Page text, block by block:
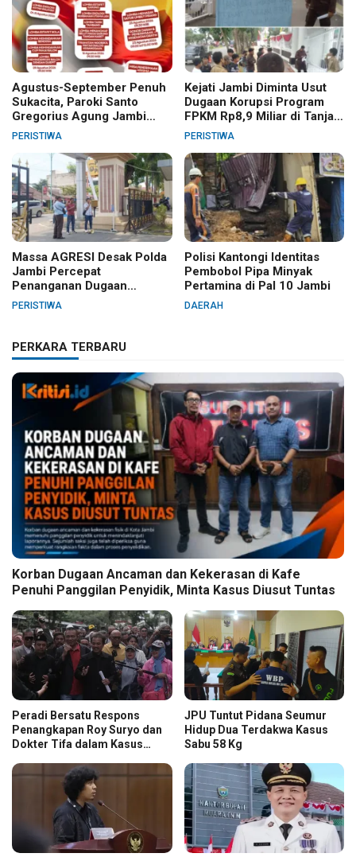
Agustus-September Penuh
Sukacita, Paroki Santo
Gregorius Agung Jambi
Gelar Berbagai Kegiatan
PERISTIWA
Kejati Jambi Diminta Usut
Dugaan Korupsi Program
FPKM Rp8,9 Miliar di Tanjab
Barat
PERISTIWA
Massa AGRESI Desak Polda
Jambi Percepat
Penanganan Dugaan
Pelanggaran Hak Cipta Buku
PERISTIWA
Polisi Kantongi Identitas
Pembobol Pipa Minyak
Pertamina di Pal 10 Jambi
DAERAH
PERKARA TERBARU
Korban Dugaan Ancaman dan Kekerasan di Kafe
Penuhi Panggilan Penyidik, Minta Kasus Diusut Tuntas
Peradi Bersatu Respons
Penangkapan Roy Suryo dan
Dokter Tifa dalam Kasus
JPU Tuntut Pidana Seumur
Hidup Dua Terdakwa Kasus
Sabu 58 Kg